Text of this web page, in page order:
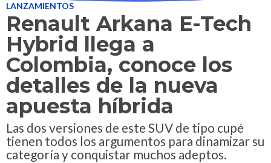
LANZAMIENTOS
Renault Arkana E-Tech
Hybrid llega a
Colombia, conoce los
detalles de la nueva
apuesta híbrida
Las dos versiones de este SUV de tipo cupé
tienen todos los argumentos para dinamizar su
categoría y conquistar muchos adeptos.